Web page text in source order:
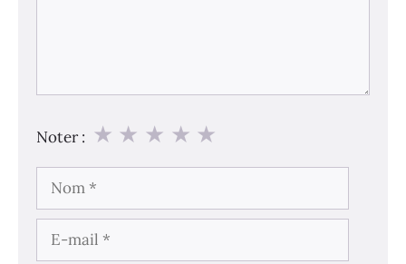
Noter : ★
★
★
★
★
Nom
E-
mail